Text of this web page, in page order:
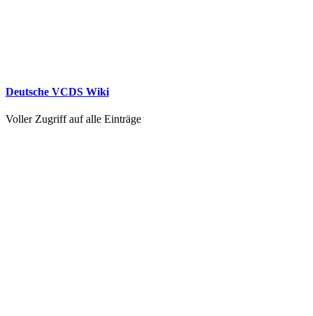
Deutsche VCDS Wiki
Voller Zugriff auf alle Einträge